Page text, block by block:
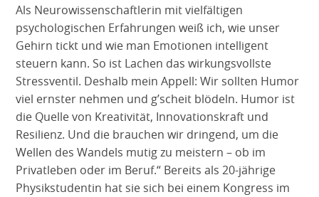
Als Neurowissenschaftlerin mit vielfältigen
psychologischen Erfahrungen weiß ich, wie unser
Gehirn tickt und wie man Emotionen intelligent
steuern kann. So ist Lachen das wirkungsvollste
Stressventil. Deshalb mein Appell: Wir sollten Humor
viel ernster nehmen und g’scheit blödeln. Humor ist
die Quelle von Kreativität, Innovationskraft und
Resilienz. Und die brauchen wir dringend, um die
Wellen des Wandels mutig zu meistern – ob im
Privatleben oder im Beruf.“ Bereits als 20-jährige
Physikstudentin hat sie sich bei einem Kongress im